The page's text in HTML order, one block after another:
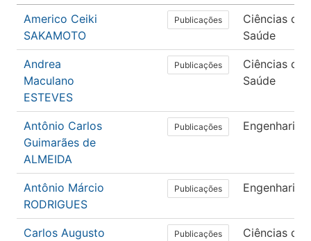
Americo Ceiki
SAKAMOTO
Publicações
Ciências da
Saúde
Andrea
Maculano
ESTEVES
Publicações
Ciências da
Saúde
Antônio Carlos
Guimarães de
ALMEIDA
Publicações Engenharias
Antônio Márcio
RODRIGUES
Publicações Engenharias
Carlos Augusto
Publicações
Ciências da